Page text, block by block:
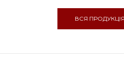
ВСЯ ПРОДУКЦІЯ